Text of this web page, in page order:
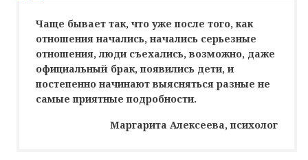
Чаще бывает так, что уже после того, как
отношения начались, начались серьезные
отношения, люди съехались, возможно, даже
официальный брак, появились дети, и
постепенно начинают выясняться разные не
самые приятные подробности.
Маргарита Алексеева, психолог